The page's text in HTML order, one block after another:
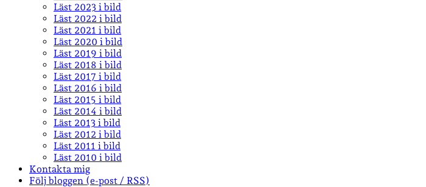
Läst 2023 i bild
Läst 2022 i bild
Läst 2021 i bild
Läst 2020 i bild
Läst 2019 i bild
Läst 2018 i bild
Läst 2017 i bild
Läst 2016 i bild
Läst 2015 i bild
Läst 2014 i bild
Läst 2013 i bild
Läst 2012 i bild
Läst 2011 i bild
Läst 2010 i bild
Kontakta mig
Följ bloggen (e-post / RSS)